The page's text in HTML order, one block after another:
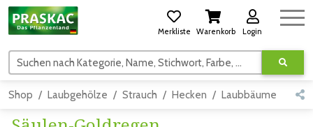
Merkliste Warenkorb Login
Suchen nach Kategorie, Name, Stichwort, Farbe, usw.
Shop Laubgehölze Strauch Hecken Laubbäume